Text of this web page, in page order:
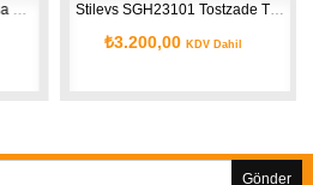
Stilevs SGH23506 Gurmega Waffle Plakalar Stilevs SGH23101 Tostzade TM-060 Granit Tost Makinesi – Kırmızı
₺3.200,00 KDV Dahil
Gönder